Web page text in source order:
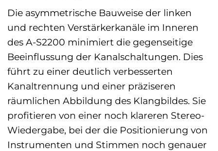
Die asymmetrische Bauweise der linken
und rechten Verstärkerkanäle im Inneren
des A-S2200 minimiert die gegenseitige
Beeinflussung der Kanalschaltungen. Dies
führt zu einer deutlich verbesserten
Kanaltrennung und einer präziseren
räumlichen Abbildung des Klangbildes. Sie
profitieren von einer noch klareren Stereo-
Wiedergabe, bei der die Positionierung von
Instrumenten und Stimmen noch genauer